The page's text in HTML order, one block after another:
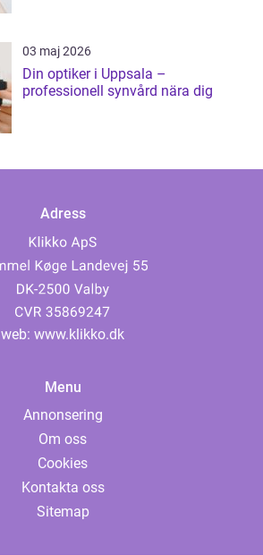
03 maj 2026
Din optiker i Uppsala –
professionell synvård nära dig
Adress
web: www.klikko.dk
Menu
Annonsering
Om oss
Cookies
Kontakta oss
Sitemap